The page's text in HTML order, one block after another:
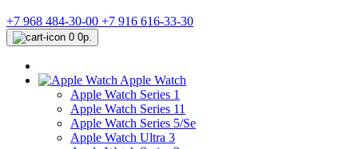
+7 968 484-30-00 +7 916 616-33-30
0 0р.
Apple Watch
Apple Watch Series 1
Apple Watch Series 11
Apple Watch Series 5/Se
Apple Watch Ultra 3